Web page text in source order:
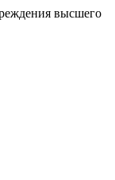
высшего